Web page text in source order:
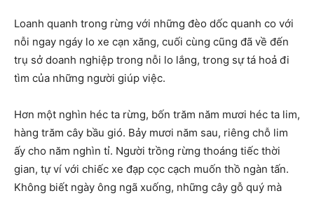
Loanh quanh trong rừng với những đèo dốc quanh co với
nỗi ngay ngáy lo xe cạn xăng, cuối cùng cũng đã về đến
trụ sở doanh nghiệp trong nỗi lo lắng, trong sự tá hoả đi
tìm của những người giúp việc.
Hơn một nghìn héc ta rừng, bốn trăm năm mươi héc ta lim,
hàng trăm cây bầu gió. Bảy mươi năm sau, riêng chỗ lim
ấy cho năm nghìn tỉ. Người trồng rừng thoáng tiếc thời
gian, tự ví với chiếc xe đạp cọc cạch muốn thồ ngàn tấn.
Không biết ngày ông ngã xuống, những cây gỗ quý mà